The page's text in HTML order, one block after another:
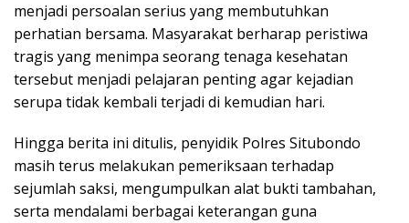
menjadi persoalan serius yang membutuhkan
perhatian bersama. Masyarakat berharap peristiwa
tragis yang menimpa seorang tenaga kesehatan
tersebut menjadi pelajaran penting agar kejadian
serupa tidak kembali terjadi di kemudian hari.
Hingga berita ini ditulis, penyidik Polres Situbondo
masih terus melakukan pemeriksaan terhadap
sejumlah saksi, mengumpulkan alat bukti tambahan,
serta mendalami berbagai keterangan guna